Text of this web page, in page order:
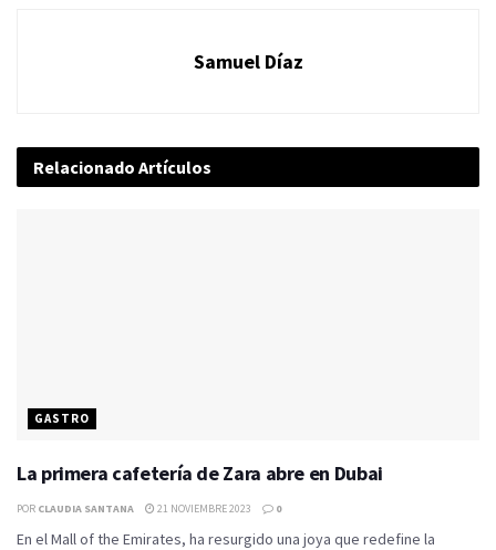
Samuel Díaz
Relacionado Artículos
GASTRO
La primera cafetería de Zara abre en Dubai
POR CLAUDIA SANTANA 21 NOVIEMBRE 2023 0
En el Mall of the Emirates, ha resurgido una joya que redefine la